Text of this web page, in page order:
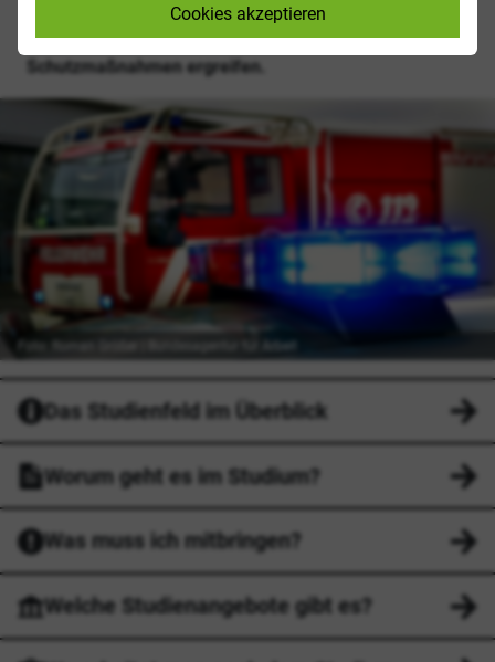
Cookies akzeptieren
man Expert*innen, die einen kühlen Kopf bewahren,
das Krisenmanagement übernehmen und geeignete
Schutzmaßnahmen ergreifen.
Foto: Roman Größer | Bundesagentur für Arbeit
Das Studienfeld im Überblick
Worum geht es im Studium?
Was muss ich mitbringen?
Welche Studienangebote gibt es?